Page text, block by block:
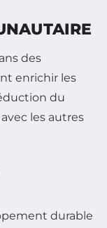
des
enrichir les
du
les autres
durable